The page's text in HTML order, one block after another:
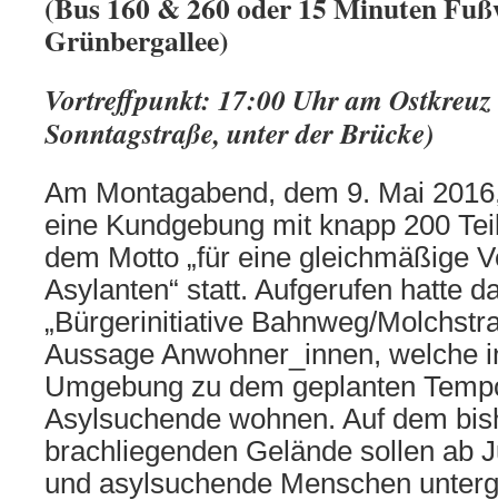
Grünbergallee)
Vortreffpunkt: 17:00 Uhr am
Sonntagstraße, unter der Brücke)
Am Montagabend, dem 9. Mai
eine Kundgebung mit knapp 200
dem Motto „für eine gleichmäßige
Asylanten“ statt. Aufgerufen hatte
„Bürgerinitiative Bahnweg/
Aussage Anwohner_innen, welche
Umgebung zu dem geplanten
Asylsuchende wohnen. Auf dem
brachliegenden Gelände sollen ab
und asylsuchende Menschen